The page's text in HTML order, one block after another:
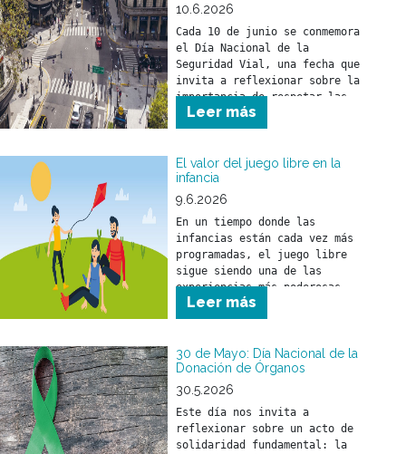
10.6.2026
Cada 10 de junio se conmemora
el Día Nacional de la
Seguridad Vial, una fecha que
invita a reflexionar sobre la
importancia de respetar las
normas de tránsito para
prevenir siniestros viales y
personas que circulan por la
vía pública.
Leer más
El valor del juego libre en la
infancia
9.6.2026
En un tiempo donde las
infancias están cada vez más
programadas, el juego libre
sigue siendo una de las
experiencias más poderosas
para el desarrollo de los
niños.
Leer más
30 de Mayo: Día Nacional de la
Donación de Órganos
30.5.2026
Este día nos invita a
reflexionar sobre un acto de
solidaridad fundamental: la